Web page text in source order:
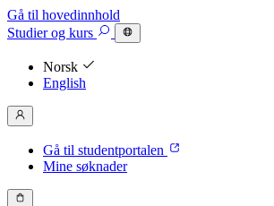
Gå til hovedinnhold
Studierog kurs
Norsk
English
Gå til studentportalen
Mine søknader